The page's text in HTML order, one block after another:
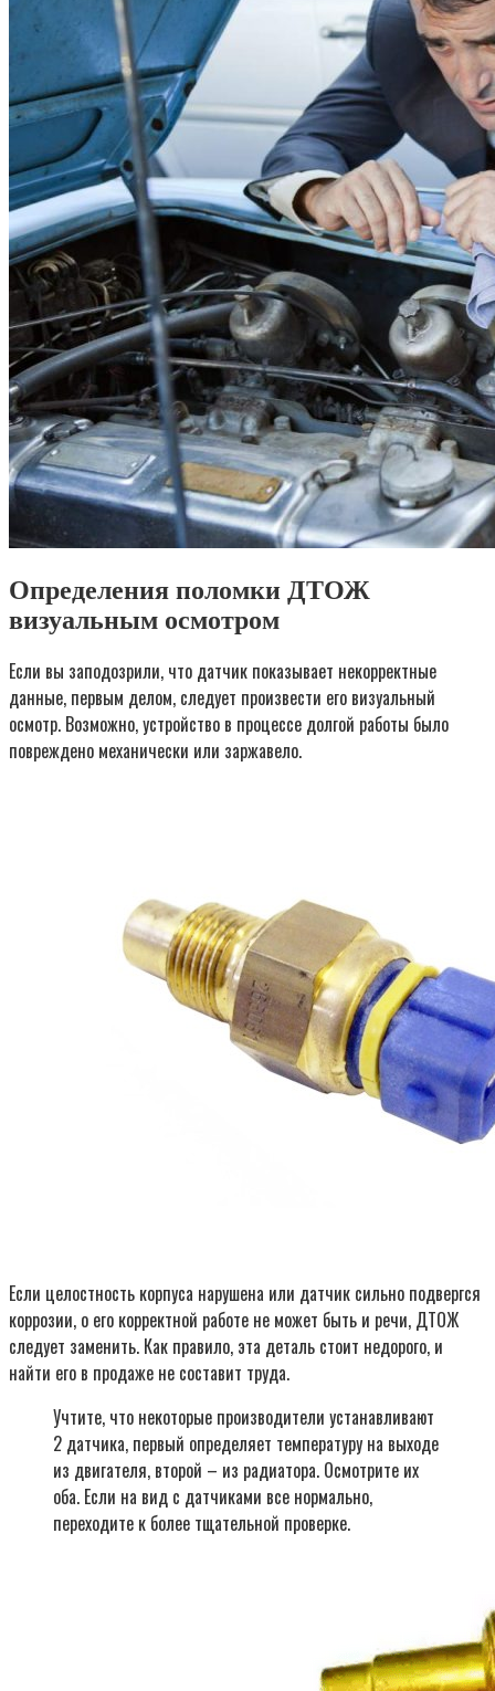
Определения поломки ДТОЖ
визуальным осмотром
Если вы заподозрили, что датчик показывает некорректные
данные, первым делом, следует произвести его визуальный
осмотр. Возможно, устройство в процессе долгой работы было
повреждено механически или заржавело.
Если целостность корпуса нарушена или датчик сильно подвергся
коррозии, о его корректной работе не может быть и речи, ДТОЖ
следует заменить. Как правило, эта деталь стоит недорого, и
найти его в продаже не составит труда.
Учтите, что некоторые производители устанавливают
2 датчика, первый определяет температуру на выходе
из двигателя, второй – из радиатора. Осмотрите их
оба. Если на вид с датчиками все нормально,
переходите к более тщательной проверке.